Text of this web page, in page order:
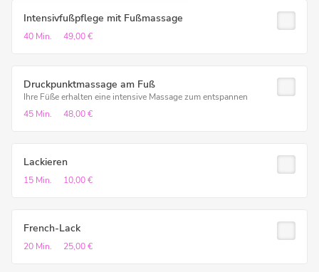
Intensivfußpflege mit Fußmassage
40 Min. 49,00 €
Druckpunktmassage am Fuß
Ihre Füße erhalten eine intensive Massage zum entspannen
45 Min.
48,00 €
Lackieren
15 Min. 10,00 €
French-Lack
20 Min. 25,00 €